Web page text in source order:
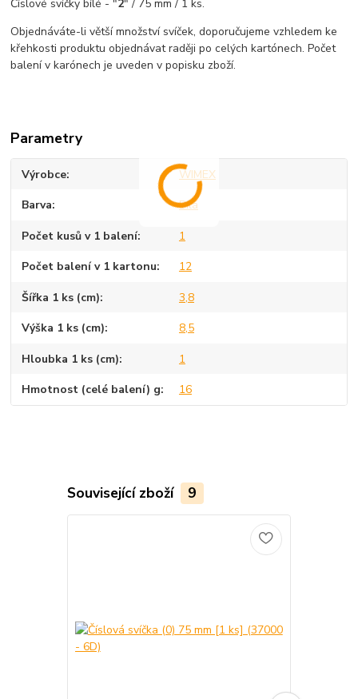
Číslové svíčky bílé - "2" / 75 mm / 1 ks.
Objednáváte-li větší množství svíček, doporučujeme vzhledem ke
křehkosti produktu objednávat raději po celých kartónech. Počet
balení v karónech je uveden v popisku zboží.
Parametry
Výrobce WIMEX
Barva Bílá
Počet kusů v 1 balení 1
Počet balení v 1 kartonu 12
Šířka 1 ks (cm) 3,8
Výška 1 ks (cm) 8,5
Hloubka 1 ks (cm) 1
Hmotnost (celé balení) g 16
Související zboží 9